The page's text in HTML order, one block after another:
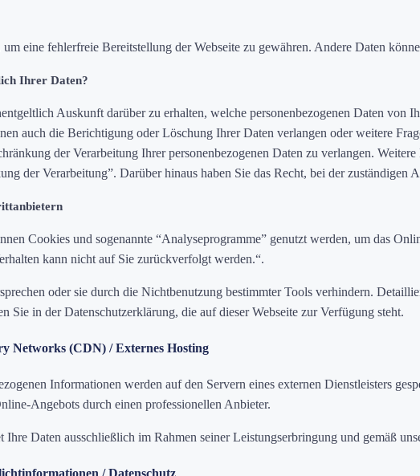
eine fehlerfreie Bereitstellung der Webseite zu gewähren. Andere Daten
Ihrer Daten?
Auskunft darüber zu erhalten, welche personenbezogenen Daten von
auch die Berichtigung oder Löschung Ihrer Daten verlangen oder weitere
der Verarbeitung Ihrer personenbezogenen Daten zu verlangen.
der Verarbeitung”. Darüber hinaus haben Sie das Recht, bei der zuständigen
Cookies und sogenannte “Analyseprogramme” genutzt werden, um das
kann nicht auf Sie zurückverfolgt werden.“.
oder sie durch die Nichtbenutzung bestimmter Tools verhindern.
Sie in der Datenschutzerklärung, die auf dieser Webseite zur Verfügung steht.
Networks (CDN) / Externes Hosting
Informationen werden auf den Servern eines externen Dienstleisters
Angebots durch einen professionellen Anbieter.
Ihre Daten ausschließlich im Rahmen seiner Leistungserbringung und gemäß
/ Datenschutz